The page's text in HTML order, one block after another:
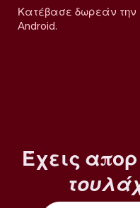
Κατέβασε δωρεάν την
Android.
Έχεις